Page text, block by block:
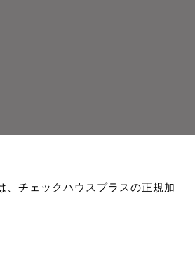
、チェックハウスプラスの正規加